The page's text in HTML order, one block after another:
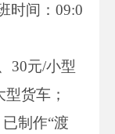
时间：09:0
30元/小型
货车；
制作“渡